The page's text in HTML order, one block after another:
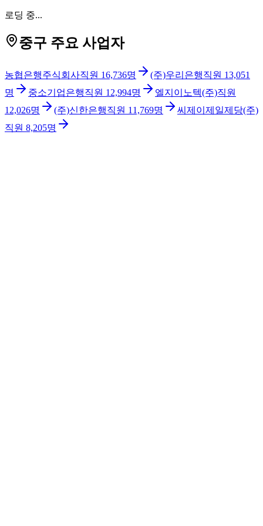
로딩 중...
중구 주요 사업자
농협은행주식회사직원 16,736명 (주)우리은행직원 13,051
명
중소기업은행직원 12,994명 엘지이노텍(주)직원
12,026명 (주)신한은행직원 11,769명
씨제이제일제당(주)
직원 8,205명